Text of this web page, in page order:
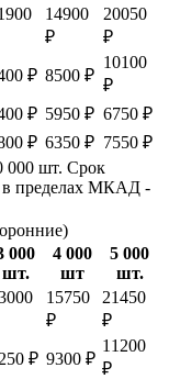
14900
₽
20050
₽
₽ 8500 ₽
10100
₽
₽ 5950 ₽ 6750 ₽
₽ 6350 ₽ 7550 ₽
000 шт. Срок
в пределах МКАД -
000
шт.
4 000
шт
5 000
шт.
15750
₽
21450
₽
₽ 9300 ₽
11200
₽